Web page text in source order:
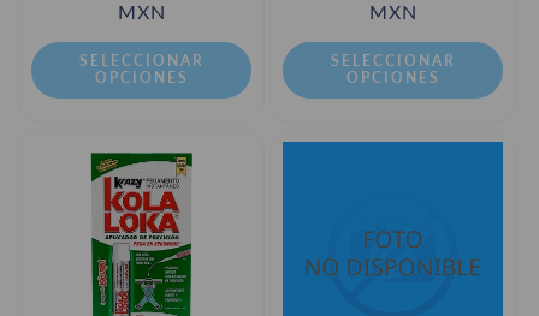
habitualMXN
SELECCIONAR
OPCIONES
habitualMXN
SELECCIONAR
OPCIONES